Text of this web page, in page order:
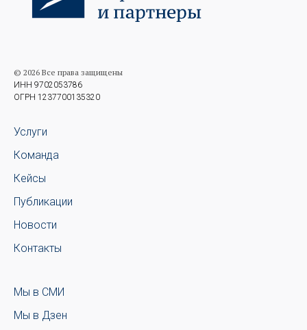
© 2026 Все права защищены
ИНН 9702053786
ОГРН 1237700135320
Услуги
Команда
Кейсы
Публикации
Новости
Контакты
Мы в СМИ
Мы в Дзен